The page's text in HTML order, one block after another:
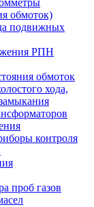
обмоток)
подвижных
РПН
обмоток
хода,
контроля
проб газов